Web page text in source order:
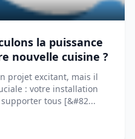
la puissance
nouvelle cuisine ?
projet excitant, mais il
: votre installation
tous [&#82...